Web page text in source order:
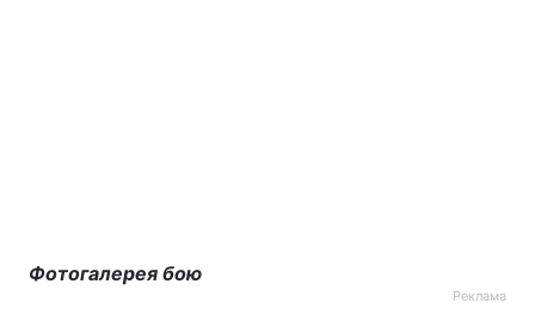
Фотогалерея бою
Реклама